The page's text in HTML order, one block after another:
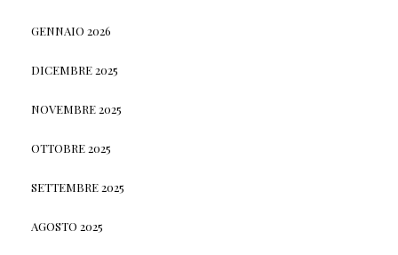
GENNAIO 2026
DICEMBRE 2025
NOVEMBRE 2025
OTTOBRE 2025
SETTEMBRE 2025
AGOSTO 2025